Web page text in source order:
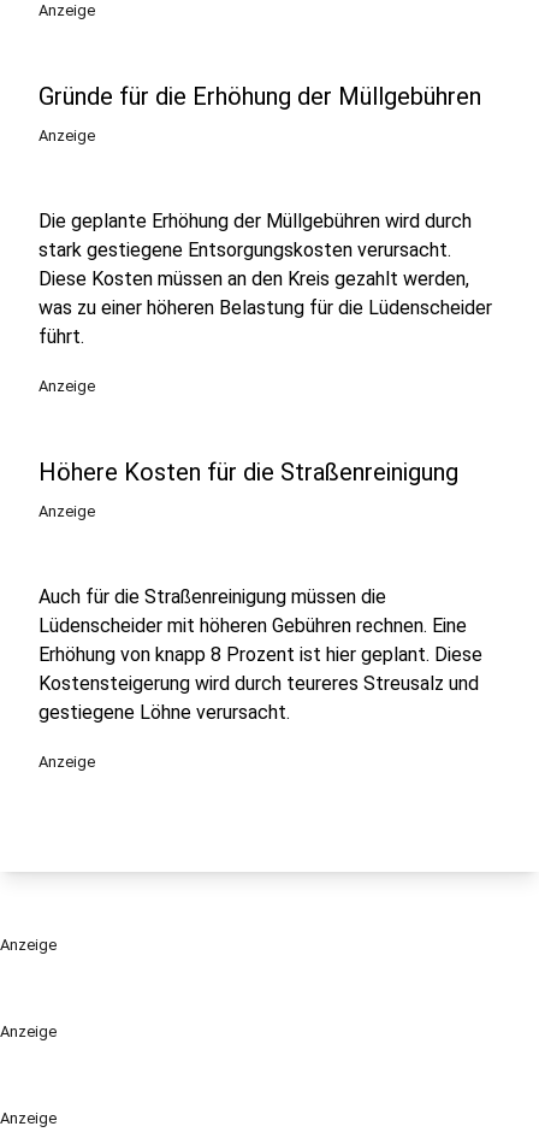
Anzeige
Anzeige
Anzeige
Gründe für die Erhöhung der Müllgebühren
Anzeige
Die geplante Erhöhung der Müllgebühren wird durch
stark gestiegene Entsorgungskosten verursacht.
Diese Kosten müssen an den Kreis gezahlt werden,
was zu einer höheren Belastung für die Lüdenscheider
führt.
Anzeige
Höhere Kosten für die Straßenreinigung
Anzeige
Auch für die Straßenreinigung müssen die
Lüdenscheider mit höheren Gebühren rechnen. Eine
Erhöhung von knapp 8 Prozent ist hier geplant. Diese
Kostensteigerung wird durch teureres Streusalz und
gestiegene Löhne verursacht.
Anzeige
Anzeige